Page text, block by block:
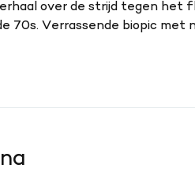
over de strijd tegen het
70s. Verrassende biopic met